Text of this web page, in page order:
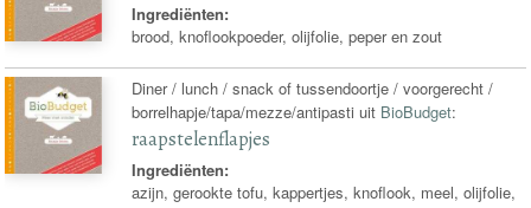
Ingrediënten:
brood, knoflookpoeder, olijfolie, peper en zout
Diner / lunch / snack of tussendoortje / voorgerecht /
borrelhapje/tapa/mezze/antipasti uit BioBudget:
raapstelenflapjes
Ingrediënten:
azijn, gerookte tofu, kappertjes, knoflook, meel, olijfolie,